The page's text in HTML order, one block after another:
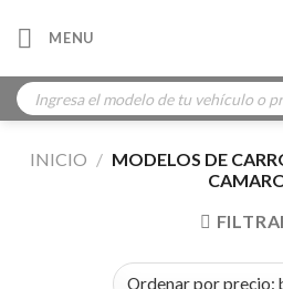
MENU
Búsqueda
de
productos
INICIO / MODELOS DE